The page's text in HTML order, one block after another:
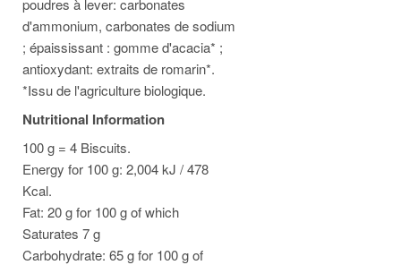
poudres à lever: carbonates
d'ammonium, carbonates de sodium
; épaississant : gomme d'acacia* ;
antioxydant: extraits de romarin*.
*Issu de l'agriculture biologique.
Nutritional Information
100 g = 4 Biscuits.
Energy for 100 g: 2,004 kJ / 478
Kcal.
Fat: 20 g for 100 g of which
Saturates 7 g
Carbohydrate: 65 g for 100 g of